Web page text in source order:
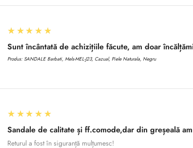
5
★★★★★
Sunt încântată de achizițiile făcute, am doar
Produs: SANDALE Barbati, Mels-MEL-J23, Cazual, Piele Naturala, Negru
5
★★★★★
Sandale de calitate și ff.comode,dar din greșeală
Returul a fost în siguranță mulțumesc!